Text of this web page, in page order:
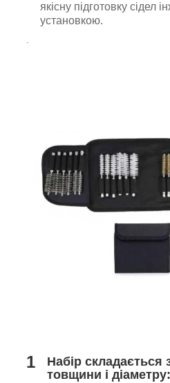
якісну підготовку сідел
установкою.
.
1
Набір складається
товщини і діаметру: